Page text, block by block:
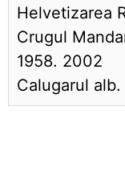
Helvetizarea
Crugul
1958. 2002
Calugarul